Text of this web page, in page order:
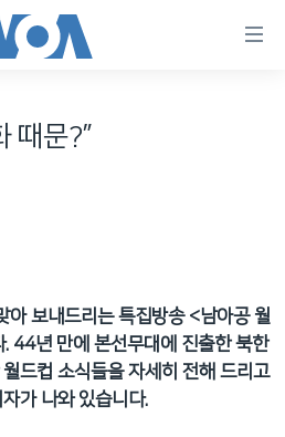
때문?”
보내드리는 특집방송 <남아공 월
44년 만에 본선무대에 진출한 북한
드컵 소식들을 자세히 전해 드리고
가 나와 있습니다.